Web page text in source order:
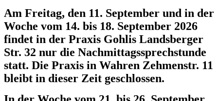
Am Freitag, den 11. September und in der
Woche vom 14. bis 18. September 2026
findet in der Praxis Gohlis Landsberger
Str. 32 nur die Nachmittagssprechstunde
statt. Die Praxis in Wahren Zehmenstr. 11
bleibt in dieser Zeit geschlossen.